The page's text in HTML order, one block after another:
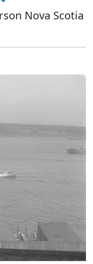
Nova Scotia